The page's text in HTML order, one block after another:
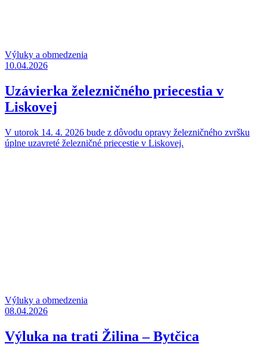
Výluky a obmedzenia
10.04.2026
Uzávierka železničného priecestia v
Liskovej
V utorok 14. 4. 2026 bude z dôvodu opravy železničného zvršku
úplne uzavreté železničné priecestie v Liskovej.
Výluky a obmedzenia
08.04.2026
Výluka na trati Žilina – Bytčica